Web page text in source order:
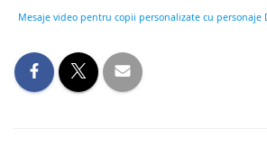
Mesaje video pentru copii personalizate cu personaje